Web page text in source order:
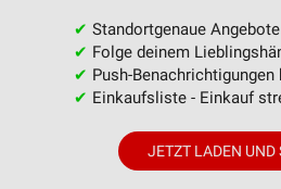
✔ Standortgenaue Angebote
✔ Folge deinem
✔ Push-
✔ Einkaufsliste - Einkauf
JETZT LADEN UND